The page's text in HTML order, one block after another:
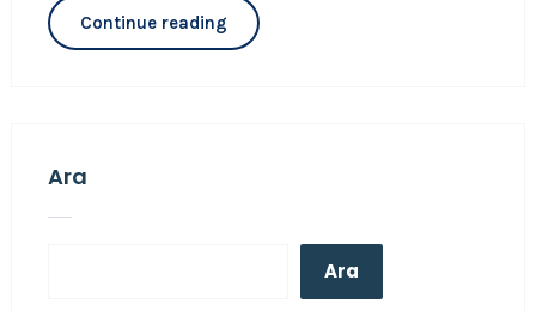
Continue reading
Ara
Ara